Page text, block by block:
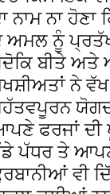
ਨਾਮ ਨਾ
ਅਮਲ ਨੂੰ
ਬੀਤੇ ਅਤੇ
ਨੇ
ਫਰਜਾਂ ਦੀ
ਪੱਧਰ ਤੇ
ਵੀ